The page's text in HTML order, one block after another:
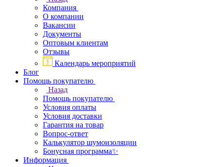
Компания
О компании
Вакансии
Документы
Оптовым клиентам
Отзывы
Календарь мероприятий
Блог
Помощь покупателю
Назад
Помощь покупателю
Условия оплаты
Условия доставки
Гарантия на товар
Вопрос-ответ
Калькулятор шумоизоляции
Бонусная программа✨
Информация